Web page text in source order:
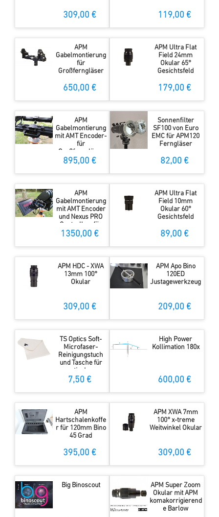
309,00 € 119,00 €
APM
Gabelmontierung
für
Großferngläser
650,00 €
APM Ultra Flat
Field 24mm
Okular 65°
Gesichtsfeld
179,00 €
APM
Gabelmontierung
mit AMT Encoder-
für
Großferngläser
895,00 €
Sonnenfilter
SF100 von Euro
EMC für APM120
Ferngläser
82,00 €
APM
Gabelmontierung
mit AMT Encoder
und Nexus PRO
Controller- für
Großferngläser
1350,00 €
APM Ultra Flat
Field 10mm
Okular 60°
Gesichtsfeld
89,00 €
APM HDC - XWA
13mm 100°
Okular
309,00 €
APM Apo Bino
120ED
Justagewerkzeug
209,00 €
TS Optics Soft-
Microfaser-
Reinigungstuch
und Tasche für
optisches
Zubehör
7,50 €
High Power
Kollimation 180x
600,00 €
APM
Hartschalenkoffe
r für 120mm Bino
45 Grad
395,00 €
APM XWA 7mm
100° x-treme
Weitwinkel Okular
309,00 €
Big Binoscout
APM Super Zoom
Okular mit APM
komakorrigierend
e Barlow